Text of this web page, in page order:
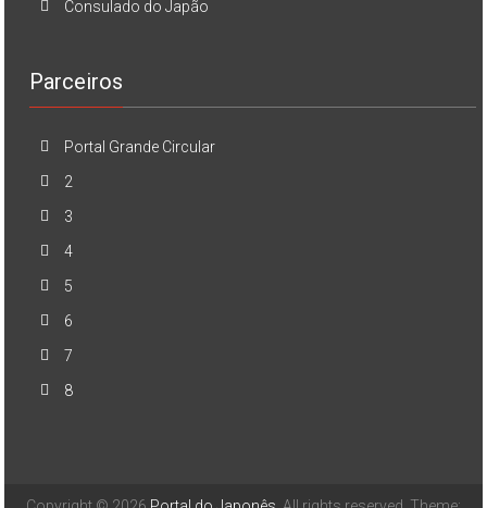
Consulado do Japão
Parceiros
Portal Grande Circular
2
3
4
5
6
7
8